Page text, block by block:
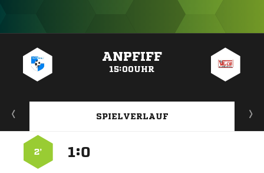
ANPFIFF
15:00UHR
SPIELVERLAUF
:
2’